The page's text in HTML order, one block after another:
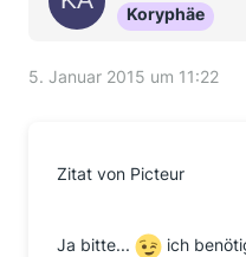
Koryphäe
5. Januar 2015 um 11:22
Zitat von Picteur
Ja bitte... ich